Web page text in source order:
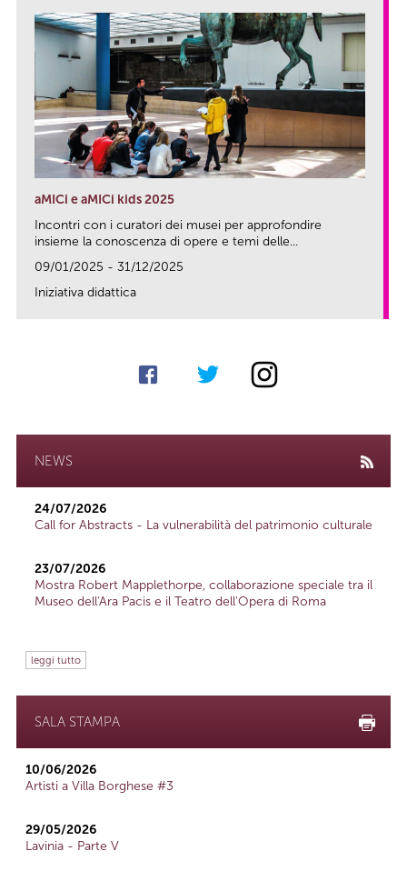
aMICi e aMICi kids 2025
Incontri con i curatori dei musei per approfondire
insieme la conoscenza di opere e temi delle...
09/01/2025 - 31/12/2025
Iniziativa didattica
NEWS
24/07/2026
Call for Abstracts - La vulnerabilità del patrimonio culturale
23/07/2026
Mostra Robert Mapplethorpe, collaborazione speciale tra il
Museo dell'Ara Pacis e il Teatro dell'Opera di Roma
leggi tutto
SALA STAMPA
10/06/2026
Artisti a Villa Borghese #3
29/05/2026
Lavinia - Parte V